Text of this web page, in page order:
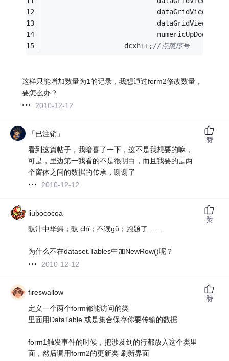
                    dcxh++;
//点菜序号
这样只能增加数量为1的记录，我想通过form2修改数量，
要怎么办？
2010-12-12
「已注销」
看到这篇帖子，我暗喜了一下，这不是我想要的嘛，
可是，里边第一我看的不是很明白，而且我要的是两
个窗体之间的数据的传承，谢谢了
2010-12-12
赞
liubococoa
豉汁中华鲟；豉 chǐ；不读gǔ；跑题了……
为什么不在dataset.Tables中加NewRow()呢？
2010-12-12
赞
fireswallow
定义一个两个form都能访问的类
里面用DataTable 或是集合保存你要传输的数据
form1触发事件的时候，把涉及到的行都放入这个类里
面，然后调用form2的更新类 刷新界面
赞